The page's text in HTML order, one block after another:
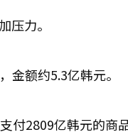
压力。
金额约5.3亿韩元。
2809亿韩元的商